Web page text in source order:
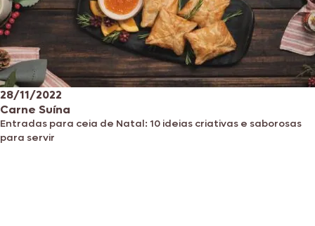
28/11/2022
Carne Suína
Entradas para ceia de Natal: 10 ideias criativas e saborosas
para servir